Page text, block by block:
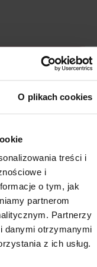
O plikach cookies
treści i
i
o tym, jak
partnerom
Partnerzy
danymi otrzymanymi
z ich usług.